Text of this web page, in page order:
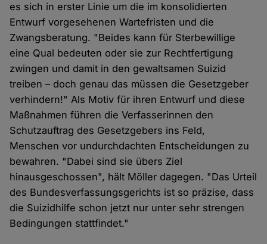
es sich in erster Linie um die im konsolidierten
Entwurf vorgesehenen Wartefristen und die
Zwangsberatung. "Beides kann für Sterbewillige
eine Qual bedeuten oder sie zur Rechtfertigung
zwingen und damit in den gewaltsamen Suizid
treiben – doch genau das müssen die Gesetzgeber
verhindern!" Als Motiv für ihren Entwurf und diese
Maßnahmen führen die Verfasserinnen den
Schutzauftrag des Gesetzgebers ins Feld,
Menschen vor undurchdachten Entscheidungen zu
bewahren. "Dabei sind sie übers Ziel
hinausgeschossen", hält Möller dagegen. "Das Urteil
des Bundesverfassungsgerichts ist so präzise, dass
die Suizidhilfe schon jetzt nur unter sehr strengen
Bedingungen stattfindet."